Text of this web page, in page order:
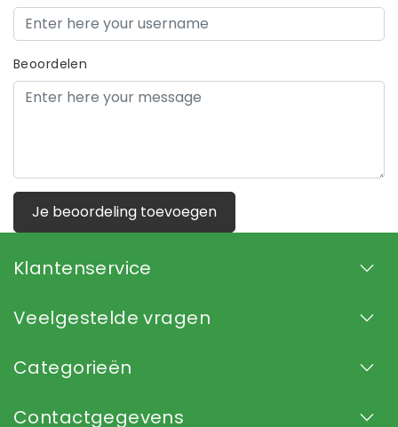
Beoordelen
Je beoordeling toevoegen
Klantenservice
Veelgestelde vragen
Categorieën
Contactgegevens